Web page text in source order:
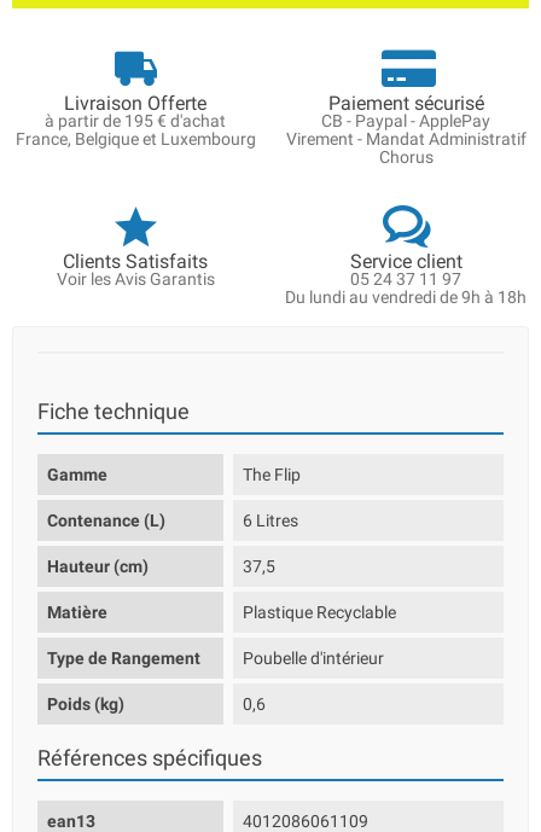
Livraison Offerte
à partir de 195 € d'achat
France, Belgique et Luxembourg
Paiement sécurisé
CB - Paypal - ApplePay
Virement - Mandat Administratif
Chorus
Clients Satisfaits
Voir les Avis Garantis
Service client
05 24 37 11 97
Du lundi au vendredi de 9h à 18h
Fiche technique
Gamme The Flip
Contenance (L) 6 Litres
Hauteur (cm) 37,5
Matière Plastique Recyclable
Type de Rangement Poubelle d'intérieur
Poids (kg) 0,6
Références spécifiques
ean13 4012086061109